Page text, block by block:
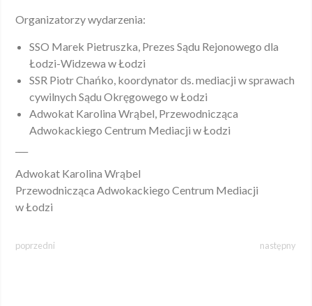
Organizatorzy wydarzenia:
SSO Marek Pietruszka, Prezes Sądu Rejonowego dla
Łodzi-Widzewa w Łodzi
SSR Piotr Chańko, koordynator ds. mediacji w sprawach
cywilnych Sądu Okręgowego w Łodzi
Adwokat Karolina Wrąbel, Przewodnicząca
Adwokackiego Centrum Mediacji w Łodzi
Adwokat Karolina Wrąbel
Przewodnicząca Adwokackiego Centrum Mediacji
w Łodzi
poprzedni następny